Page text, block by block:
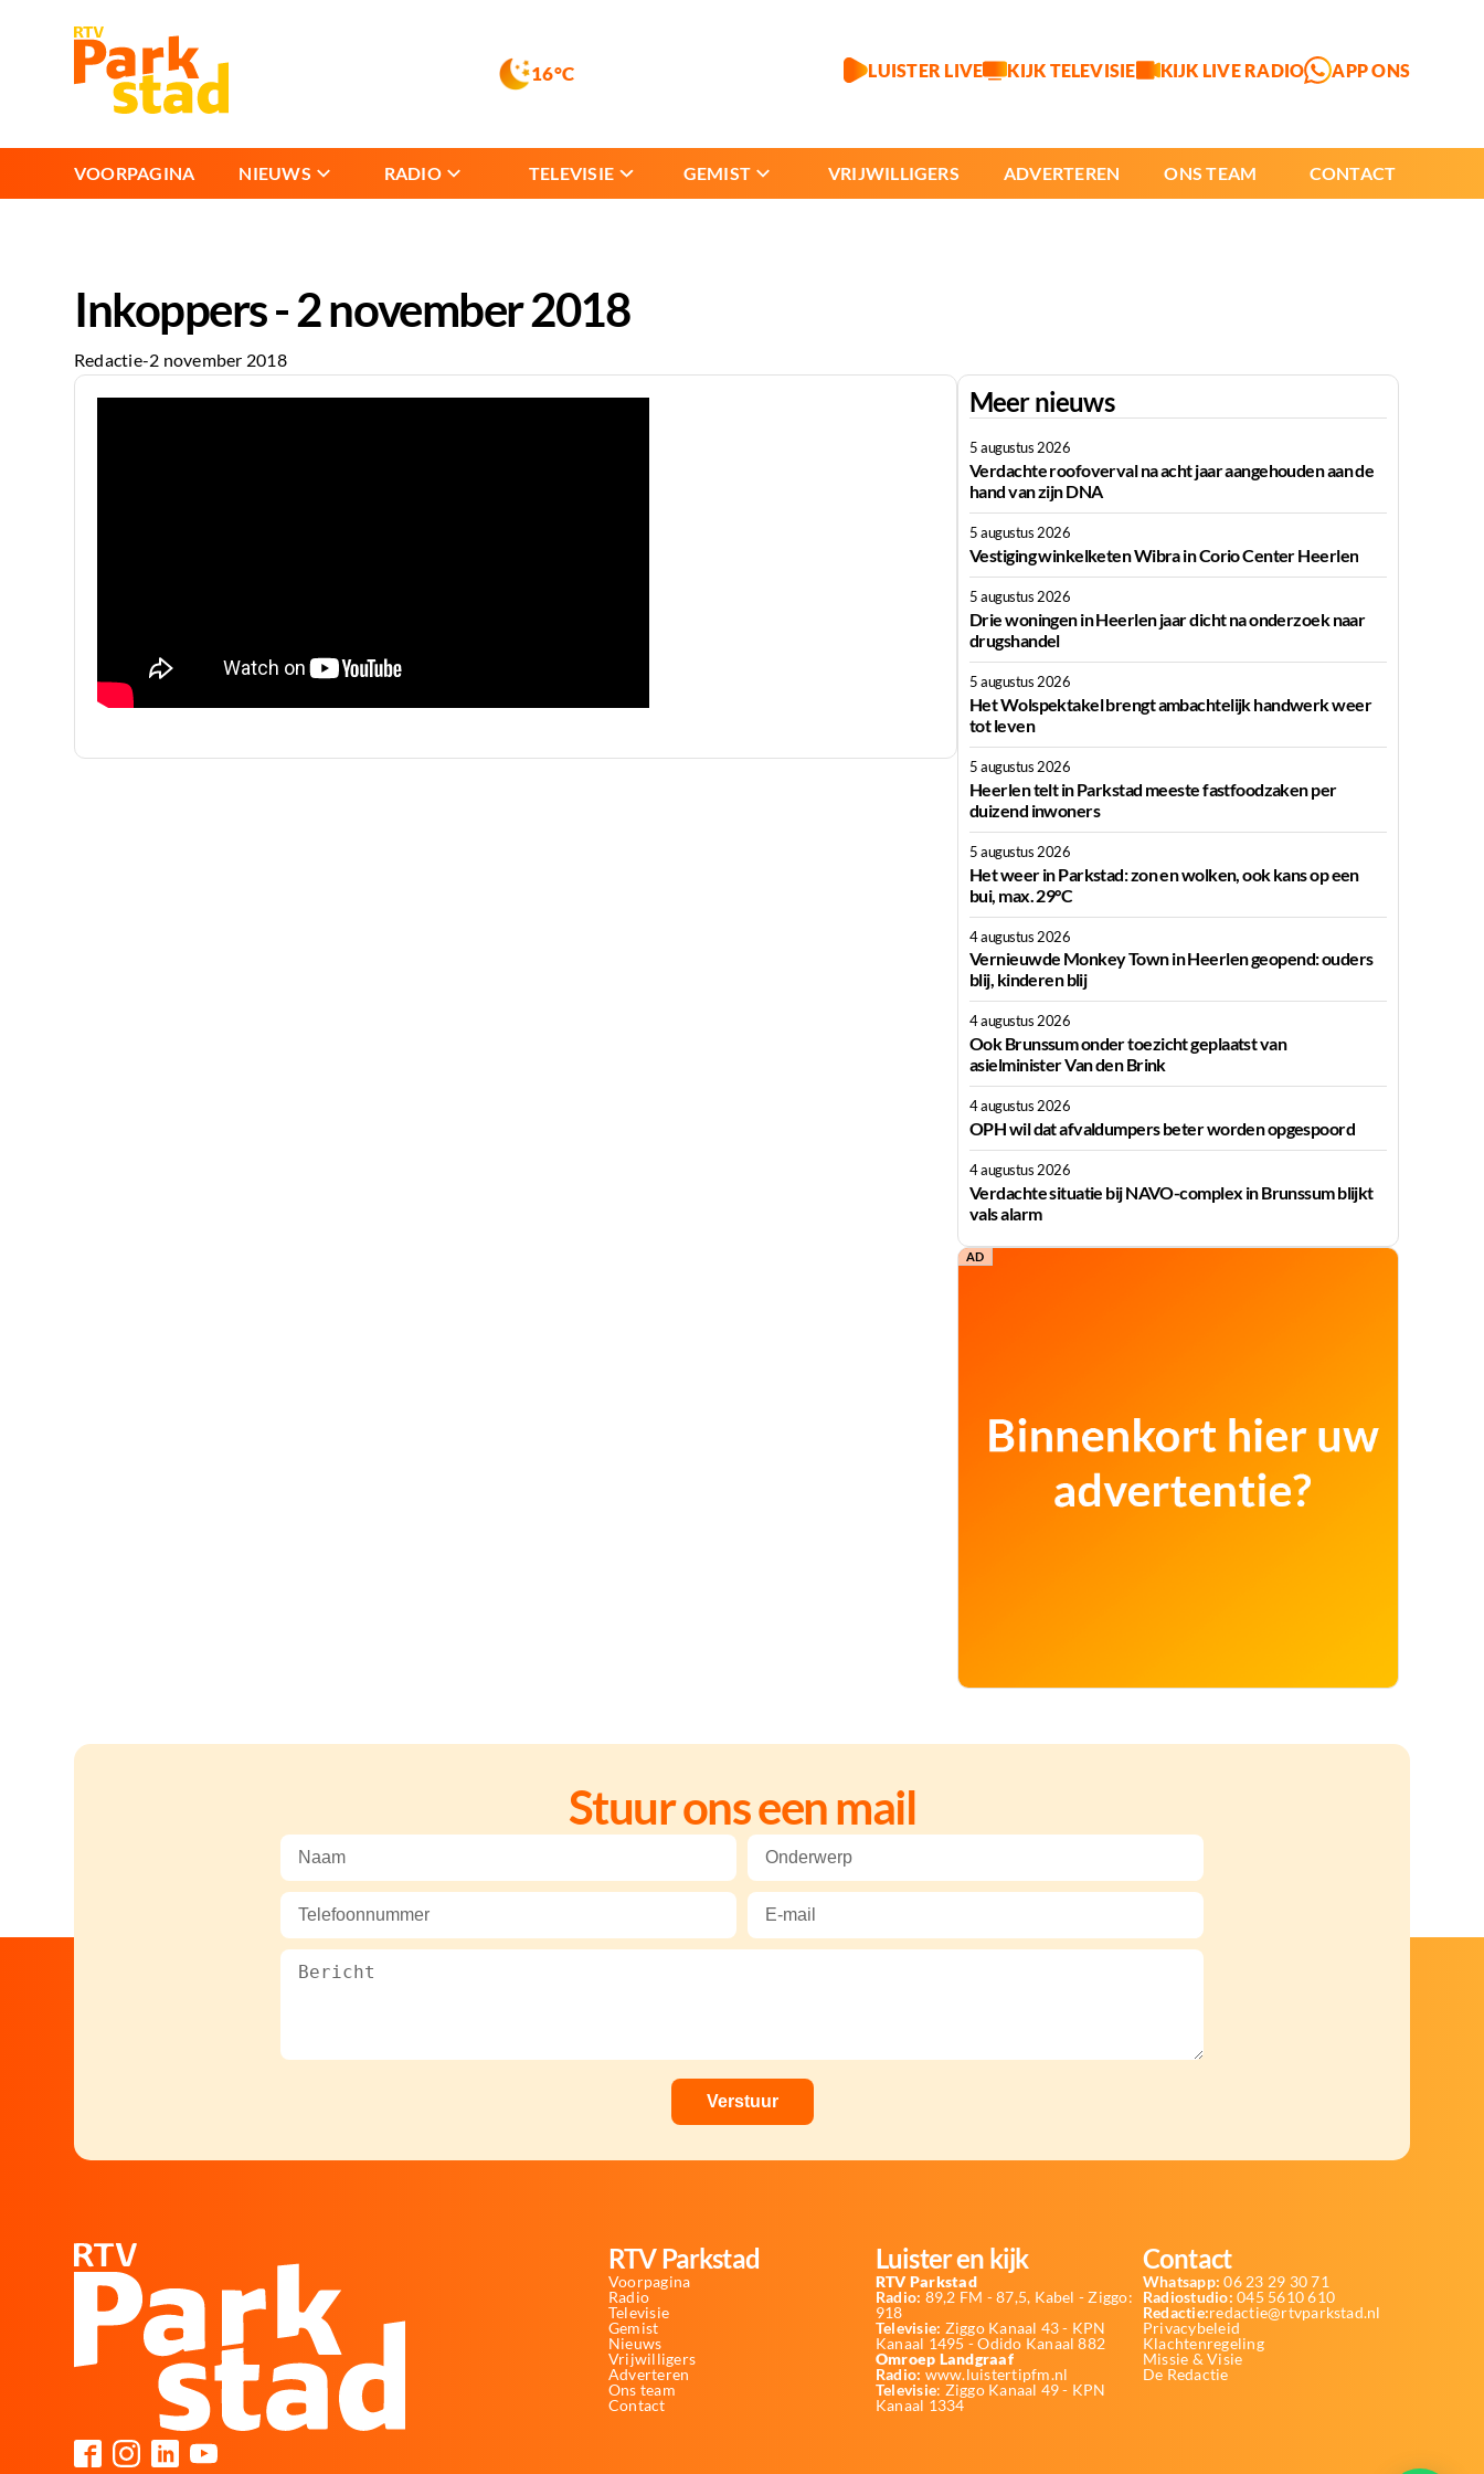
16°C LUISTER LIVE KIJK TELEVISIE KIJK LIVE RADIO APP ONS
VOORPAGINA NIEUWS RADIO TELEVISIE GEMIST VRIJWILLIGERS ADVERTEREN ONS TEAM CONTACT
Inkoppers - 2 november 2018
Redactie-2 november 2018
Meer nieuws
5 augustus 2026
Verdachte roofoverval na acht jaar aangehouden aan de
hand van zijn DNA
5 augustus 2026
Vestiging winkelketen Wibra in Corio Center Heerlen
5 augustus 2026
Drie woningen in Heerlen jaar dicht na onderzoek naar
drugshandel
5 augustus 2026
Het Wolspektakel brengt ambachtelijk handwerk weer
tot leven
5 augustus 2026
Heerlen telt in Parkstad meeste fastfoodzaken per
duizend inwoners
5 augustus 2026
Het weer in Parkstad: zon en wolken, ook kans op een
bui, max. 29°C
4 augustus 2026
Vernieuwde Monkey Town in Heerlen geopend: ouders
blij, kinderen blij
4 augustus 2026
Ook Brunssum onder toezicht geplaatst van
asielminister Van den Brink
4 augustus 2026
OPH wil dat afvaldumpers beter worden opgespoord
4 augustus 2026
Verdachte situatie bij NAVO-complex in Brunssum blijkt
vals alarm
AD
Stuur ons een mail
RTV Parkstad
Voorpagina
Radio
Televisie
Gemist
Nieuws
Vrijwilligers
Adverteren
Ons team
Contact
Luister en kijk
RTV Parkstad
Radio: 89,2 FM - 87,5, Kabel - Ziggo:
918
Televisie: Ziggo Kanaal 43 - KPN
Kanaal 1495 - Odido Kanaal 882
Omroep Landgraaf
Radio: www.luistertipfm.nl
Televisie: Ziggo Kanaal 49 - KPN
Kanaal 1334
Contact
Whatsapp: 06 23 29 30 71
Radiostudio: 045 5610 610
Redactie:redactie@rtvparkstad.nl
Privacybeleid
Klachtenregeling
Missie & Visie
De Redactie